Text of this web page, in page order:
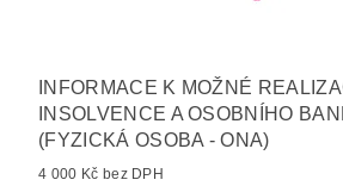
INFORMACE K MOŽNÉ
INSOLVENCE A OSOBNÍHO
(FYZICKÁ OSOBA - ONA)
4 000 Kč bez DPH